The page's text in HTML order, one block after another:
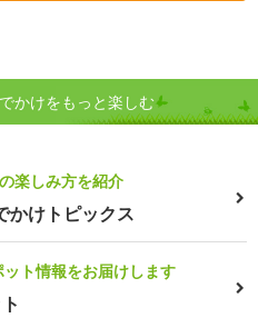
かけをもっと楽しむ
楽しみ方を紹介
かけトピックス
ト情報をお届けします